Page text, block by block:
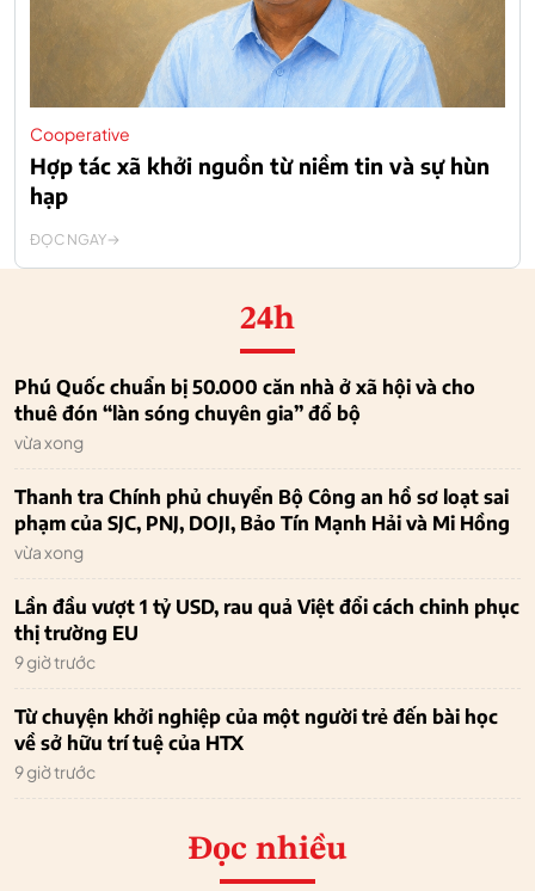
Cooperative
Hợp tác xã khởi nguồn từ niềm tin và sự hùn
hạp
ĐỌC NGAY
24h
Phú Quốc chuẩn bị 50.000 căn nhà ở xã hội và cho
thuê đón “làn sóng chuyên gia” đổ bộ
vừa xong
Thanh tra Chính phủ chuyển Bộ Công an hồ sơ loạt sai
phạm của SJC, PNJ, DOJI, Bảo Tín Mạnh Hải và Mi Hồng
vừa xong
Lần đầu vượt 1 tỷ USD, rau quả Việt đổi cách chinh phục
thị trường EU
9 giờ trước
Từ chuyện khởi nghiệp của một người trẻ đến bài học
về sở hữu trí tuệ của HTX
9 giờ trước
Đọc nhiều